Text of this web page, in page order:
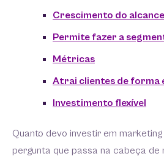
Crescimento do alcance
Permite fazer a
Métricas
Atrai clientes de forma
Investimento flexível
Quanto devo investir em marketing
pergunta que passa na cabeça de